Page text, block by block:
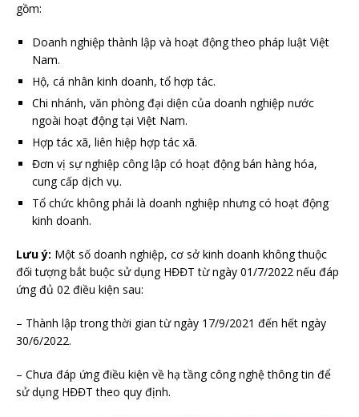
gồm:
Doanh nghiệp thành lập và hoạt động theo pháp luật Việt
Nam.
Hộ, cá nhân kinh doanh, tổ hợp tác.
Chi nhánh, văn phòng đại diện của doanh nghiệp nước
ngoài hoạt động tại Việt Nam.
Hợp tác xã, liên hiệp hợp tác xã.
Đơn vị sự nghiệp công lập có hoạt động bán hàng hóa,
cung cấp dịch vụ.
Tổ chức không phải là doanh nghiệp nhưng có hoạt động
kinh doanh.
Lưu ý: Một số doanh nghiệp, cơ sở kinh doanh không thuộc
đối tượng bắt buộc sử dụng HĐĐT từ ngày 01/7/2022 nếu đáp
ứng đủ 02 điều kiện sau:
– Thành lập trong thời gian từ ngày 17/9/2021 đến hết ngày
30/6/2022.
– Chưa đáp ứng điều kiện về hạ tầng công nghệ thông tin để
sử dụng HĐĐT theo quy định.